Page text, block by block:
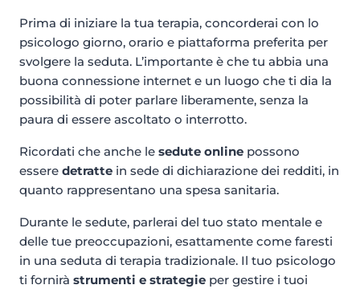
Prima di iniziare la tua terapia, concorderai con lo
psicologo giorno, orario e piattaforma preferita per
svolgere la seduta. L’importante è che tu abbia una
buona connessione internet e un luogo che ti dia la
possibilità di poter parlare liberamente, senza la
paura di essere ascoltato o interrotto.
Ricordati che anche le sedute online possono
essere detratte in sede di dichiarazione dei redditi, in
quanto rappresentano una spesa sanitaria.
Durante le sedute, parlerai del tuo stato mentale e
delle tue preoccupazioni, esattamente come faresti
in una seduta di terapia tradizionale. Il tuo psicologo
ti fornirà strumenti e strategie per gestire i tuoi